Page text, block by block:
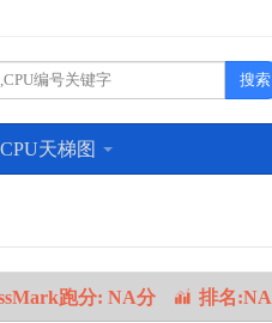
搜索
CPU天梯图
跑分: NA分 排名:NA